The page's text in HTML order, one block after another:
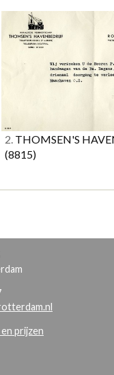
2.THOMSEN'S
(8815)
prijzen